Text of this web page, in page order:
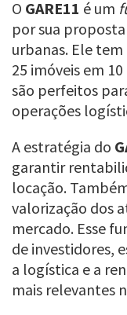
O GARE11 é um
por sua
urbanas. Ele
25 imóveis em
são perfeitos
operações
A estratégia do
garantir
locação.
valorização dos
mercado. Esse
de investidores,
a logística e a
mais relevantes